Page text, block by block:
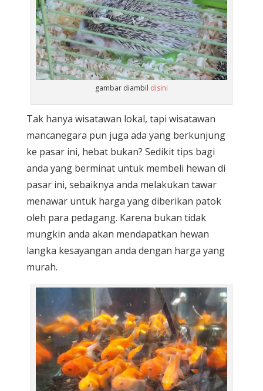
gambar diambil disini
Tak hanya wisatawan lokal, tapi wisatawan
mancanegara pun juga ada yang berkunjung
ke pasar ini, hebat bukan? Sedikit tips bagi
anda yang berminat untuk membeli hewan di
pasar ini, sebaiknya anda melakukan tawar
menawar untuk harga yang diberikan patok
oleh para pedagang. Karena bukan tidak
mungkin anda akan mendapatkan hewan
langka kesayangan anda dengan harga yang
murah.